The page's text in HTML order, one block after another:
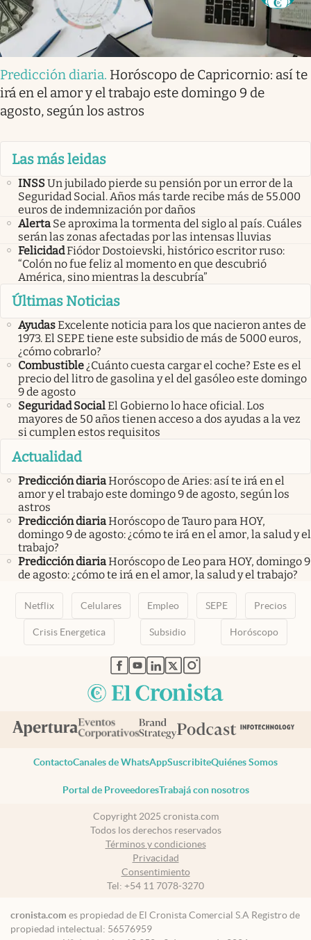
Predicción diaria. Horóscopo de Capricornio: así te
irá en el amor y el trabajo este domingo 9 de
agosto, según los astros
Las más leidas
INSSUn jubilado pierde su pensión por un error de la
Seguridad Social. Años más tarde recibe más de 55.000
euros de indemnización por daños
Alerta Se aproxima la tormenta del siglo al país. Cuáles
serán las zonas afectadas por las intensas lluvias
FelicidadFiódor Dostoievski, histórico escritor ruso:
“Colón no fue feliz al momento en que descubrió
América, sino mientras la descubría”
Últimas Noticias
AyudasExcelente noticia para los que nacieron antes de
1973. El SEPE tiene este subsidio de más de 5000 euros,
¿cómo cobrarlo?
Combustible¿Cuánto cuesta cargar el coche? Este es el
precio del litro de gasolina y el del gasóleo este domingo
9 de agosto
Seguridad SocialEl Gobierno lo hace oficial. Los
mayores de 50 años tienen acceso a dos ayudas a la vez
si cumplen estos requisitos
Actualidad
Predicción diariaHoróscopo de Aries: así te irá en el
amor y el trabajo este domingo 9 de agosto, según los
astros
Predicción diariaHoróscopo de Tauro para HOY,
domingo 9 de agosto: ¿cómo te irá en el amor, la salud y el
trabajo?
Predicción diariaHoróscopo de Leo para HOY, domingo 9
de agosto: ¿cómo te irá en el amor, la salud y el trabajo?
Netflix Celulares Empleo SEPE Precios
Crisis Energetica Subsidio Horóscopo
abre en nueva pestaña
abre en nueva pestaña
abre en nueva pestaña
abre en nueva pestaña
abre en nueva pestaña
ContactoCanales de WhatsAppSuscribiteQuiénes Somos
Portal de ProveedoresTrabajá con nosotros
Copyright 2025 cronista.com
Todos los derechos reservados
Términos y condiciones
Privacidad
Consentimiento
Tel: +54 11 7078-3270
cronista.com es propiedad de El Cronista Comercial S.A Registro de
propiedad intelectual: 56576959